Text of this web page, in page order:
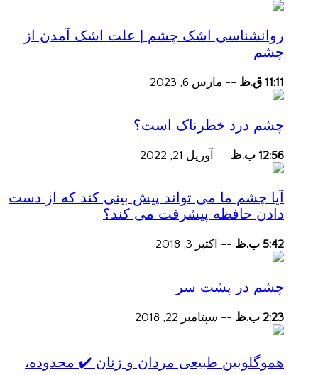
روانشناسی اشک چشم | علت اشک آمدن از
چشم
11:11 ق.ظ -- مارس 6, 2023
چشم درد خطرناک است؟
12:56 ب.ظ -- آوریل 21, 2022
آیا چشم ما می تواند پیش بینی کند که از دست
دادن حافظه پیشرفت می کند؟
5:42 ب.ظ -- اکتبر 3, 2018
چشم در پشت سر
2:23 ب.ظ -- سپتامبر 22, 2018
هموگلوبین طبیعی مردان و زنان ✔️ محدوده،